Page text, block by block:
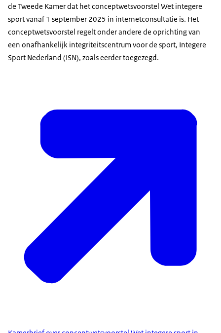
de Tweede Kamer dat het conceptwetsvoorstel Wet integere
sport vanaf 1 september 2025 in internetconsultatie is. Het
conceptwetsvoorstel regelt onder andere de oprichting van
een onafhankelijk integriteitscentrum voor de sport, Integere
Sport Nederland (ISN), zoals eerder toegezegd.